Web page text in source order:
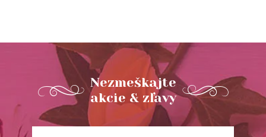
Nezmeškajte
akcie & zľavy